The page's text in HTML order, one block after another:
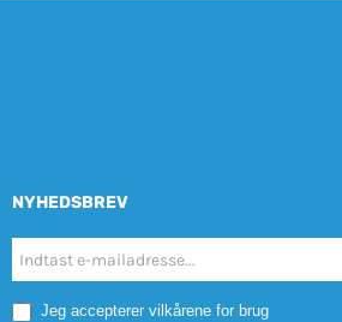
NYHEDSBREV
Nyhetsbrev
Mobile
Jeg accepterer vilkårene for brug